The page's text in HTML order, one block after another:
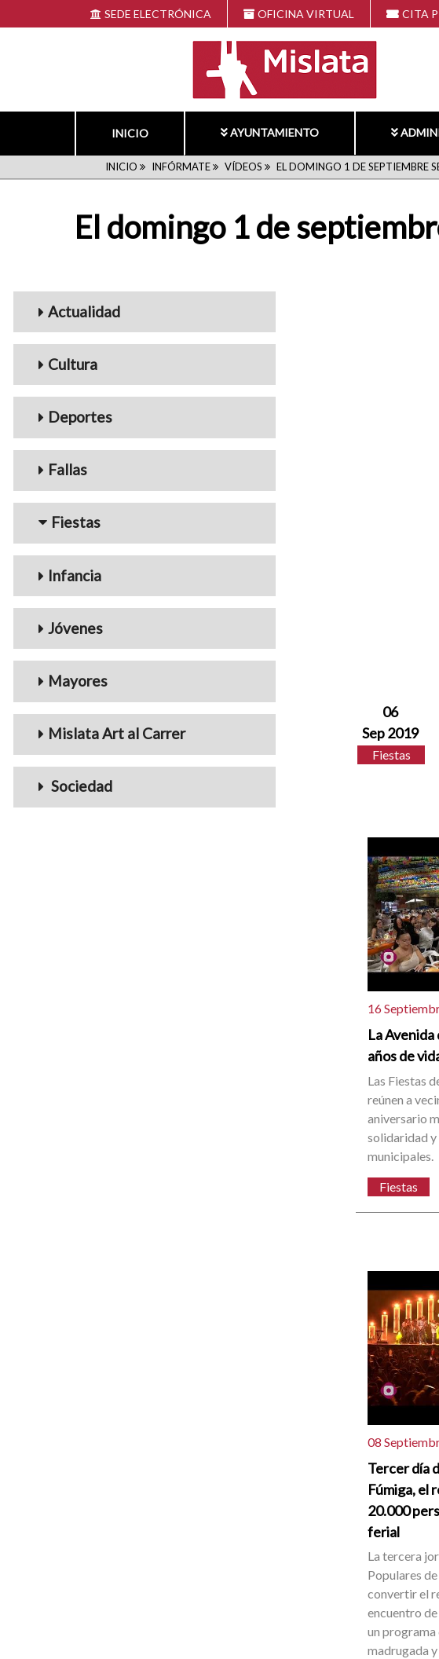
al
SEDE ELECTRÓNICA OFICINA VIRTUAL CITA
INICIO AYUNTAMIENTO
RUTA
DE
NAVEGACIÓN
INICIO INFÓRMATE VÍDEOS EL DOMINGO 1 DE SEPTIEMBRE
El domingo 1 de
Menu_Videos
Actualidad
Cultura
Deportes
Fallas
Fiestas
Infancia
Jóvenes
Mayores
Mislata Art al Carrer
Sociedad
06
Sep 2019
Fiestas
16
La Avenida
años de
Las Fiestas
reúnen a
aniversario
solidaridad
municipales.
Fiestas
08
Tercer día
Fúmiga, el
20.000
ferial
La tercera
Populares
convertir el
encuentro
un programa
madrugada